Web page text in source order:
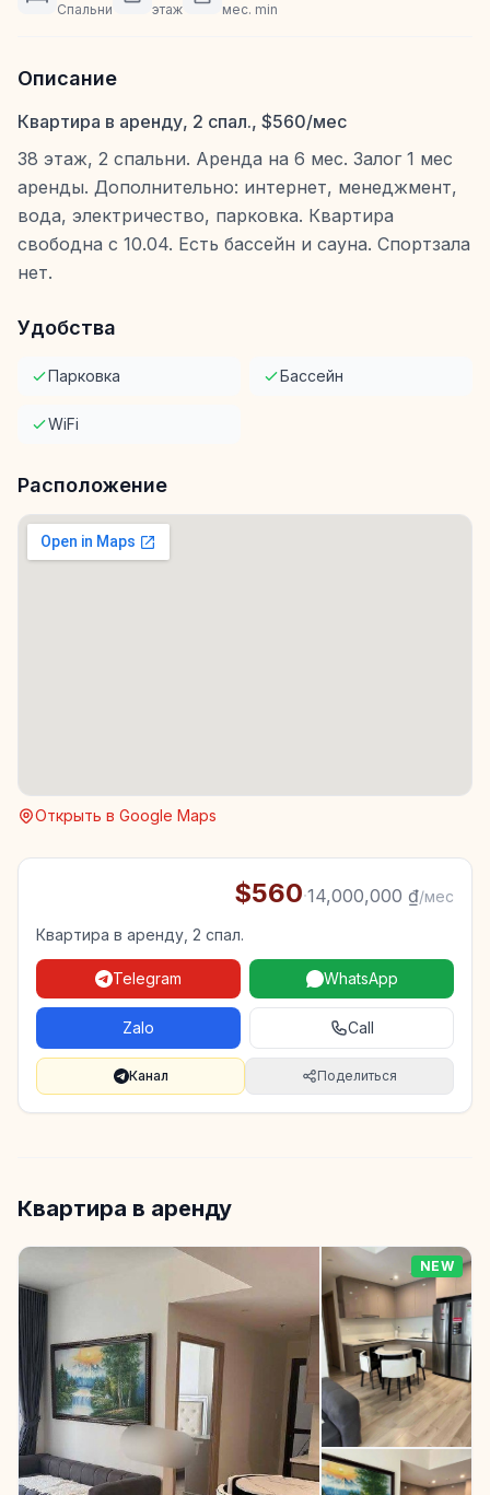
Спальни этаж мес. min
Описание
Квартира в аренду, 2 спал., $560/мес
38 этаж, 2 спальни. Аренда на 6 мес. Залог 1 мес
аренды. Дополнительно: интернет, менеджмент,
вода, электричество, парковка. Квартира
свободна с 10.04. Есть бассейн и сауна. Спортзала
нет.
Удобства
Парковка Бассейн
WiFi
Расположение
Открыть в Google Maps
$560·14,000,000 ₫/мес
Квартира в аренду, 2 спал.
Telegram WhatsApp
Zalo Call
Канал Поделиться
Квартира в аренду
NEW